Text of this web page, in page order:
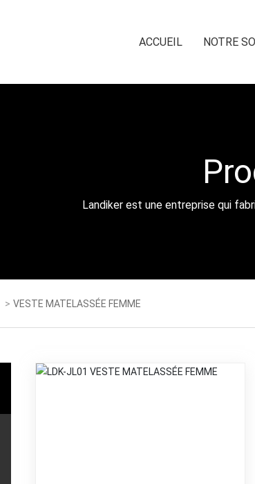
ACCUEIL NOTRE
Landiker est une entreprise qui
VESTE MATELASSÉE FEMME